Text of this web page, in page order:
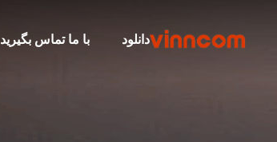
با ما تماس بگیرید دانلود